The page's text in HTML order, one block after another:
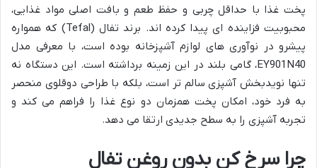
پخت غذا با حداقل چربی و حفظ طعم و بافت اصلی مواد غذایی،
محبوبیت فزاینده ای پیدا کرده اند. برند تفال (Tefal) که همواره
پیشرو در نوآوری های لوازم آشپزخانه بوده است، با معرفی مدل
EY901N40، گامی بلند در این زمینه برداشته است. این دستگاه نه
تنها نویدبخش آشپزی سالم تر است، بلکه با طراحی دوقلوی منحصر
به فرد خود، امکان پخت همزمان دو نوع غذا را فراهم می کند و
تجربه آشپزی را به سطح جدیدی ارتقا می دهد.
چرا سرخ کن بدون روغن تفال